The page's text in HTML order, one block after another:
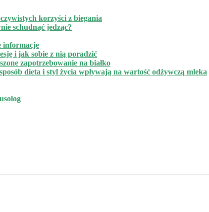
korzyści z biegania
schudnąć jedząc?
informacje
i jak sobie z nią poradzić
zapotrzebowanie na białko
dieta i styl życia wpływają na wartość odżywczą mleka